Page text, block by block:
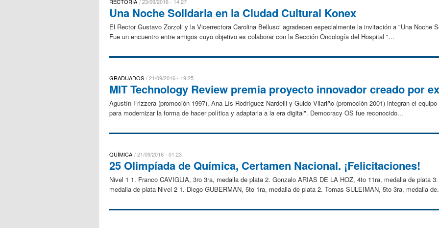
RECTORÍA 23/09/2016 - 14:27
Una Noche Solidaria en la Ciudad Cultural Konex
El Rector Gustavo Zorzoli y la Vicerrectora Carolina Bellusci agradecen especialmente la invitación a "Una Noche
Fue un encuentro entre amigos cuyo objetivo es colaborar con la Sección Oncología del Hospital "...
GRADUADOS 21/09/2016 - 19:25
MIT Technology Review premia proyecto innovador creado por
Agustín Frizzera (promoción 1997), Ana Lís Rodríguez Nardelli y Guido Vilariño (promoción 2001) integran el
para modernizar la forma de hacer política y adaptarla a la era digital". Democracy OS fue reconocido...
QUÍMICA 21/09/2016 - 01:23
25 Olimpíada de Química, Certamen Nacional. ¡Felicitaciones!
Nivel 1 1. Franco CAVIGLIA, 3ro 3ra, medalla de plata 2. Gonzalo ARIAS DE LA HOZ, 4to 11ra, medalla de plata
medalla de plata Nivel 2 1. Diego GUBERMAN, 5to 1ra, medalla de plata 2. Tomas SULEIMAN, 5to 3ra, medalla